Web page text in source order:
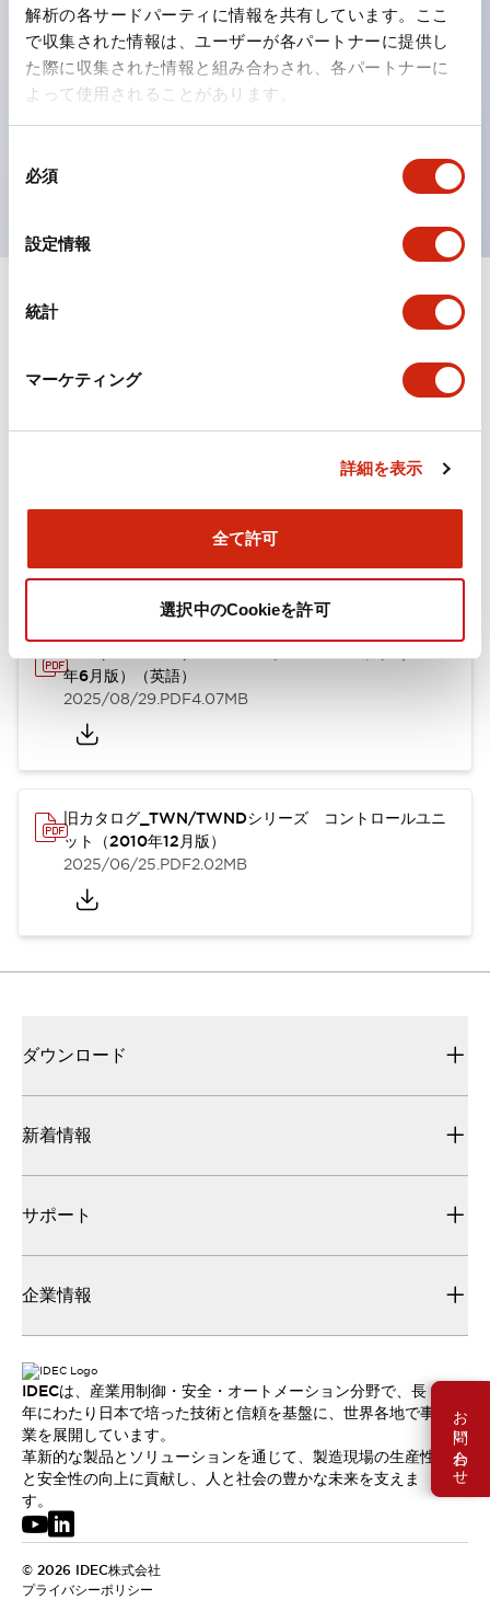
解析の各サードパーティに情報を共有しています。ここ
で収集された情報は、ユーザーが各パートナーに提供し
た際に収集された情報と組み合わされ、各パートナーに
よって使用されることがあります。
必須
設定情報
統計
マーケティング
詳細を表示
全て許可
選択中のCookieを許可
お問い合わせ
タイプの定格使用電圧が最大240Vまで対応可能になり
ました。
ひとつで6色の役をこなすLED球（LSRD球）。これま
UL、CSA、TÜV、CCC認証品。
ドキュメントとファイル
年6月版）（日本語）
4.92MB
年6月版）（英語）
2025/08/29.PDF4.07MB
旧カタログ_TWN/TWNDシリーズ コントロールユニ
ット（2010年12月版）
2025/06/25.PDF2.02MB
ダウンロード
新着情報
サポート
企業情報
IDECは、産業用制御・安全・オートメーション分野で、長
年にわたり日本で培った技術と信頼を基盤に、世界各地で事
業を展開しています。
革新的な製品とソリューションを通じて、製造現場の生産性
と安全性の向上に貢献し、人と社会の豊かな未来を支えま
す。
© 2026 IDEC株式会社
プライバシーポリシー